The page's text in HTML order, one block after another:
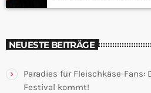
NEUESTE BEITRÄGE
Paradies für Fleischkäse-Fans:
Festival kommt!